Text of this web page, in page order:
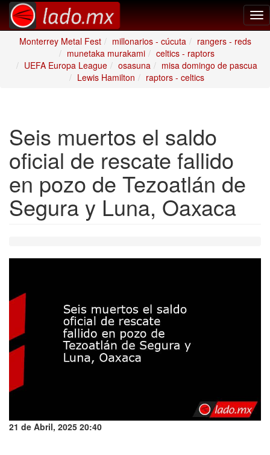
Monterrey Metal Fest
millonarios - cúcuta
rangers - reds
munetaka murakami
celtics - raptors
UEFA Europa League
osasuna
misa domingo de pascua
Lewis Hamilton
raptors - celtics
Seis muertos el saldo
oficial de rescate fallido
en pozo de Tezoatlán de
Segura y Luna, Oaxaca
21 de Abril, 2025 20:40